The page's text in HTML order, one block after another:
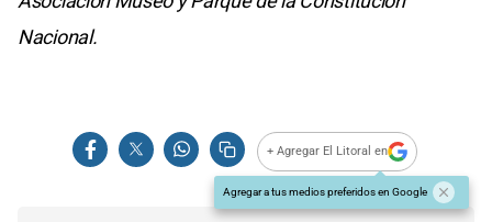
Nacional.
+ Agregar El Litoral en
Agregar a tus medios preferidos en Google